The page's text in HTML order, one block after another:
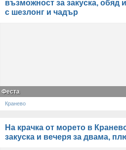
възможност за закуска, обяд
с шезлонг и чадър
Феста
Кранево
На крачка от морето в
закуска и вечеря за двама,